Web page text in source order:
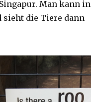
Man kann in
sieht die Tiere dann